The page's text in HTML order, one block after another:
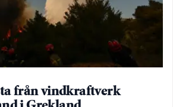
från vindkraftverk